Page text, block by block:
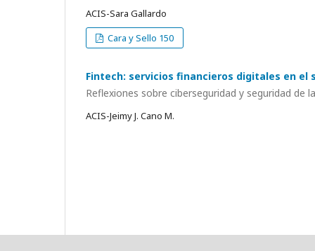
ACIS-Sara Gallardo
Cara y Sello 150
Fintech: servicios financieros digitales en el
Reflexiones sobre ciberseguridad y seguridad de
ACIS-Jeimy J. Cano M.